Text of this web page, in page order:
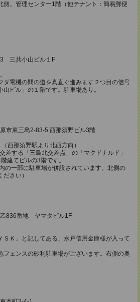
側。管理センター1階（他テナント：簡易郵便
3 三共小山ビル１F
ダ電機の間の道を真直ぐ進みます２つ目の信号
ビル」の１階です。駐車場あり。
市東三島2-83-5 西那須野ビル3階
西那須野駅より北西方向）
差する「三島北交差点」の「マクドナルド」
建てビルの3階です。
の一部に駐車場が併設されています。北側の
さい）
836番地 ヤマタビル1F
ＳＫ」と記してある、水戸信用金庫様が入って
フェンスの砂利駐車場がございます。右側の奥